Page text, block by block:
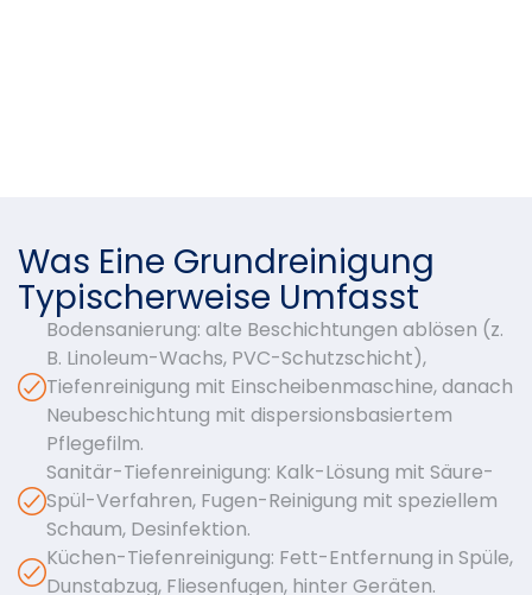
Was Eine Grundreinigung
Typischerweise Umfasst
Bodensanierung: alte Beschichtungen ablösen (z.
B. Linoleum-Wachs, PVC-Schutzschicht),
Tiefenreinigung mit Einscheibenmaschine, danach
Neubeschichtung mit dispersionsbasiertem
Pflegefilm.
Sanitär-Tiefenreinigung: Kalk-Lösung mit Säure-
Spül-Verfahren, Fugen-Reinigung mit speziellem
Schaum, Desinfektion.
Küchen-Tiefenreinigung: Fett-Entfernung in Spüle,
Dunstabzug, Fliesenfugen, hinter Geräten.